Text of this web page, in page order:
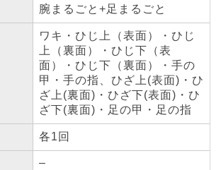
腕まるごと+足まるごと
ワキ・ひじ上（表面）・ひじ
上（裏面）・ひじ下（表
面）・ひじ下（裏面）・手の
甲・手の指、ひざ上(表面)・ひ
ざ上(裏面)・ひざ下(表面)・ひ
ざ下(裏面)・足の甲・足の指
各1回
–